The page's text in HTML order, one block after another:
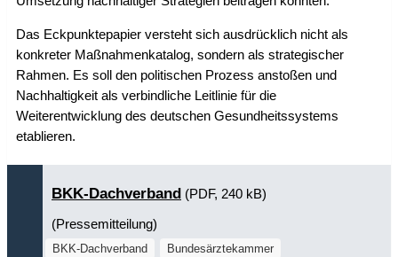
Das Eckpunktepapier versteht sich ausdrücklich nicht als
konkreter Maßnahmenkatalog, sondern als strategischer
Rahmen. Es soll den politischen Prozess anstoßen und
Nachhaltigkeit als verbindliche Leitlinie für die
Weiterentwicklung des deutschen Gesundheitssystems
etablieren.
BKK-Dachverband (PDF, 240 kB)
(Pressemitteilung)
BKK-Dachverband
Bundesärztekammer